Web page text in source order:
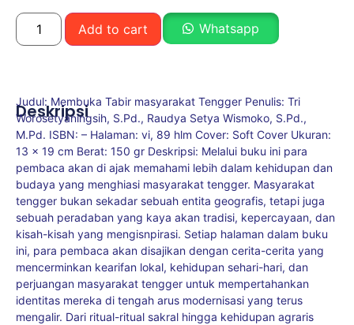
Add to cart Whatsapp
Deskripsi
Judul: Membuka Tabir masyarakat Tengger Penulis: Tri
Worosetyaningsih, S.Pd., Raudya Setya Wismoko, S.Pd.,
M.Pd. ISBN: – Halaman: vi, 89 hlm Cover: Soft Cover Ukuran:
13 x 19 cm Berat: 150 gr Deskripsi: Melalui buku ini para
pembaca akan di ajak memahami lebih dalam kehidupan dan
budaya yang menghiasi masyarakat tengger. Masyarakat
tengger bukan sekadar sebuah entita geografis, tetapi juga
sebuah peradaban yang kaya akan tradisi, kepercayaan, dan
kisah-kisah yang mengisnpirasi. Setiap halaman dalam buku
ini, para pembaca akan disajikan dengan cerita-cerita yang
mencerminkan kearifan lokal, kehidupan sehari-hari, dan
perjuangan masyarakat tengger untuk mempertahankan
identitas mereka di tengah arus modernisasi yang terus
mengalir. Dari ritual-ritual sakral hingga kehidupan agraris